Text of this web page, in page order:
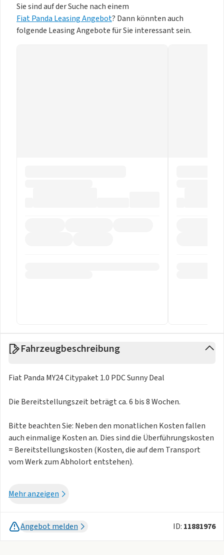
Sie sind auf der Suche nach einem
Fiat Panda Leasing Angebot? Dann könnten auch
folgende Leasing Angebote für Sie interessant sein.
Fahrzeugbeschreibung
Fiat Panda MY24 Citypaket 1.0 PDC Sunny Deal
Die Bereitstellungszeit beträgt ca. 6 bis 8 Wochen.
Bitte beachten Sie: Neben den monatlichen Kosten fallen
auch einmalige Kosten an. Dies sind die Überführungskosten
= Bereitstellungskosten (Kosten, die auf dem Transport
vom Werk zum Abholort entstehen).
- Cinema Schwarz
59 EUR KWS
Mehr anzeigen
Angebot melden ID: 11881976